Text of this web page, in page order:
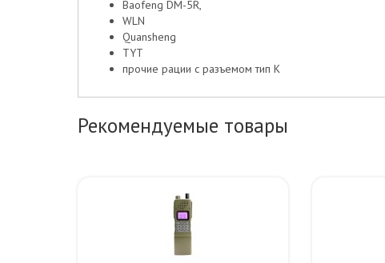
Baofeng DM-5R,
WLN
Quansheng
TYT
прочие рации с разъемом тип К
Рекомендуемые товары